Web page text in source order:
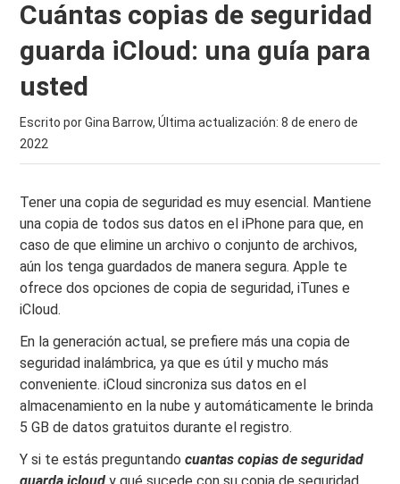
Cuántas copias de seguridad
guarda iCloud: una guía para
usted
Escrito por Gina Barrow, Última actualización:8 de enero de
2022
Tener una copia de seguridad es muy esencial. Mantiene
una copia de todos sus datos en el iPhone para que, en
caso de que elimine un archivo o conjunto de archivos,
aún los tenga guardados de manera segura. Apple te
ofrece dos opciones de copia de seguridad, iTunes e
iCloud.
En la generación actual, se prefiere más una copia de
seguridad inalámbrica, ya que es útil y mucho más
conveniente. iCloud sincroniza sus datos en el
almacenamiento en la nube y automáticamente le brinda
5 GB de datos gratuitos durante el registro.
Y si te estás preguntandocuantas copias de seguridad